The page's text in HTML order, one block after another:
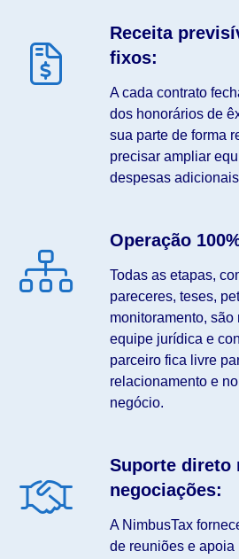
Receita
fixos:
A cada contrato
dos honorários de
sua parte de forma
precisar ampliar
despesas
Operação
Todas as etapas,
pareceres, teses,
monitoramento,
equipe jurídica e
parceiro fica livre
relacionamento e
negócio.
Suporte direto
negociações:
A NimbusTax
de reuniões e apoia